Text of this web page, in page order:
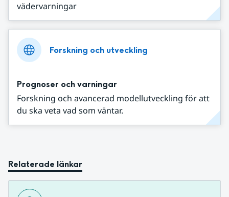
vädervarningar
Forskning och utveckling
Prognoser och varningar
Forskning och avancerad modellutveckling för att
du ska veta vad som väntar.
Relaterade länkar